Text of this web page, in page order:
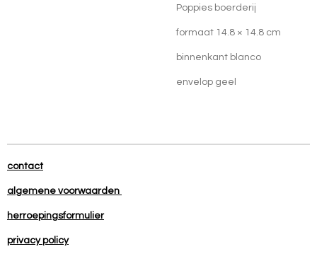
Poppies boerderij
formaat 14.8 × 14.8 cm
binnenkant blanco
envelop geel
contact
algemene voorwaarden
herroepingsformulier
privacy policy